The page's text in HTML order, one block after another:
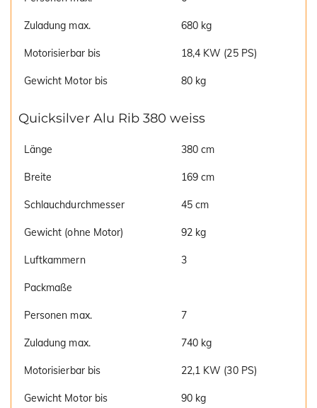
Zuladung max. 680 kg
Motorisierbar bis 18,4 KW (25 PS)
Gewicht Motor bis 80 kg
Quicksilver Alu Rib 380 weiss
Länge 380 cm
Breite 169 cm
Schlauchdurchmesser 45 cm
Gewicht (ohne Motor) 92 kg
Luftkammern 3
Packmaße
Personen max. 7
Zuladung max. 740 kg
Motorisierbar bis 22,1 KW (30 PS)
Gewicht Motor bis 90 kg